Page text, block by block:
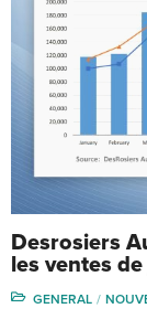
Desrosiers
les ventes
GENERAL